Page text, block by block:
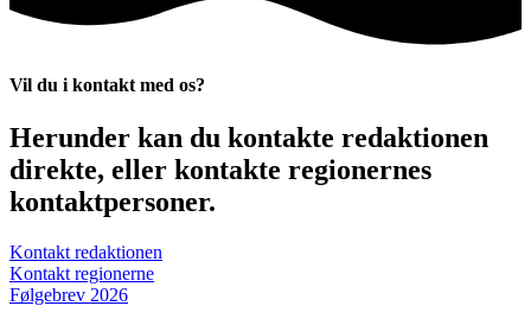
Vil du i kontakt med os?
Herunder kan du kontakte redaktionen
direkte, eller kontakte regionernes
kontaktpersoner.
Kontakt redaktionen
Kontakt regionerne
Følgebrev 2026